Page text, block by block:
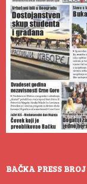
BAČKA PRESS